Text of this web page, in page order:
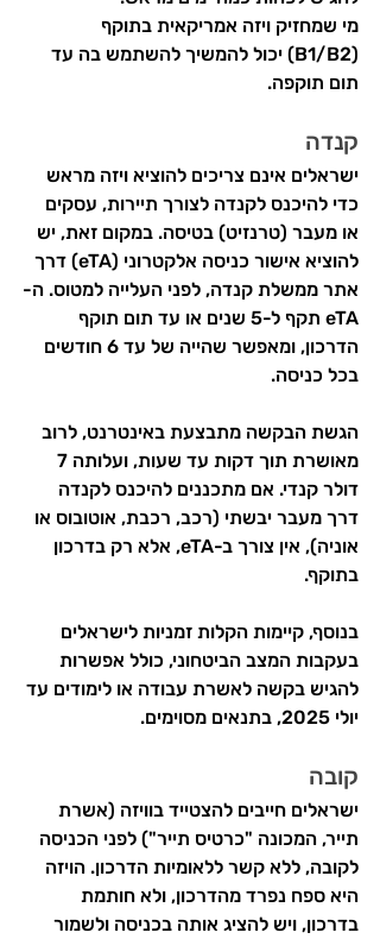
מי שמחזיק ויזה אמריקאית בתוקף
(B1/B2) יכול להמשיך להשתמש בה עד
תום תוקפה.
קנדה
ישראלים אינם צריכים להוציא ויזה מראש
כדי להיכנס לקנדה לצורך תיירות, עסקים
או מעבר (טרנזיט) בטיסה. במקום זאת, יש
להוציא אישור כניסה אלקטרוני (eTA) דרך
אתר ממשלת קנדה, לפני העלייה למטוס. ה-
eTA תקף ל-5 שנים או עד תום תוקף
הדרכון, ומאפשר שהייה של עד 6 חודשים
בכל כניסה.
הגשת הבקשה מתבצעת באינטרנט, לרוב
דולר קנדי. אם מתכננים להיכנס לקנדה
דרך מעבר יבשתי (רכב, רכבת, אוטובוס או
אוניה), אין צורך ב-eTA, אלא רק בדרכון
בתוקף.
בנוסף, קיימות הקלות זמניות לישראלים
בעקבות המצב הביטחוני, כולל אפשרות
להגיש בקשה לאשרת עבודה או לימודים עד
יולי 2025, בתנאים מסוימים.
קובה
ישראלים חייבים להצטייד בוויזה (אשרת
תייר, המכונה "כרטיס תייר") לפני הכניסה
לקובה, ללא קשר ללאומיות הדרכון. הויזה
היא ספח נפרד מהדרכון, ולא חותמת
בדרכון, ויש להציג אותה בכניסה ולשמור